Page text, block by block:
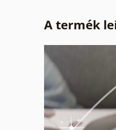
A termék